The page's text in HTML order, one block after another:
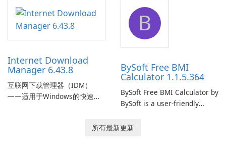
application designed to
monitor your internet
connection and provide real-
time insights into its
designed to help businesses
effectively manage their
network infrastructure.
Internet Download
Manager 6.43.8
互联网下载管理器（IDM）
——适用于Windows的快速可
Microsoft Windows 的历史悠
B
BySoft Free BMI
Calculator 1.1.5.364
BySoft Free BMI Calculator by
BySoft is a user-friendly
designed to help you
所有最新更新